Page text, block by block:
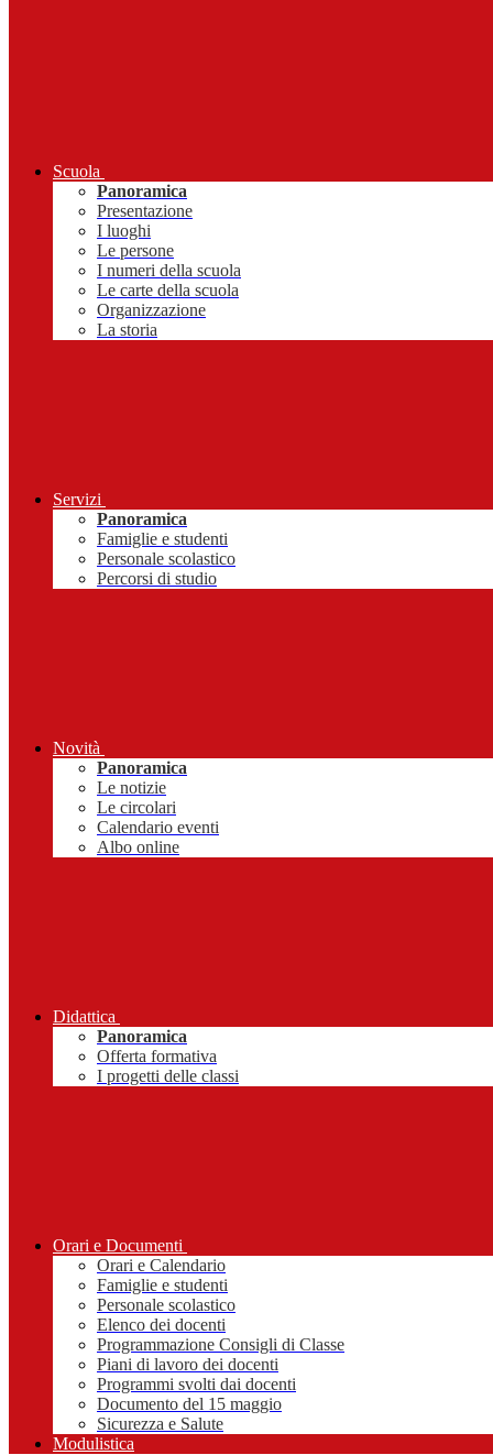
Scuola
Panoramica
Presentazione
I luoghi
Le persone
I numeri della scuola
Le carte della scuola
Organizzazione
La storia
Servizi
Panoramica
Famiglie e studenti
Personale scolastico
Percorsi di studio
Novità
Panoramica
Le notizie
Le circolari
Calendario eventi
Albo online
Didattica
Panoramica
Offerta formativa
I progetti delle classi
Orari e Documenti
Orari e Calendario
Famiglie e studenti
Personale scolastico
Elenco dei docenti
Programmazione Consigli di Classe
Piani di lavoro dei docenti
Programmi svolti dai docenti
Documento del 15 maggio
Sicurezza e Salute
Modulistica